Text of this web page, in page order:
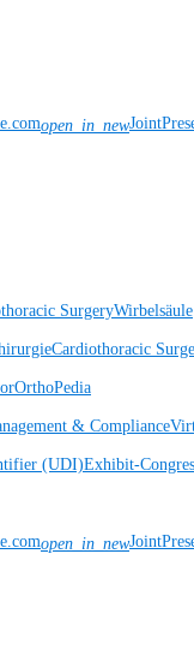
open_in_new
SurgeryWirbelsäule
Cardiothoracic
OrthoPedia
& Compliance
(UDI)Exhibit-
open_in_new